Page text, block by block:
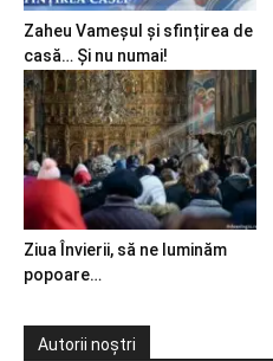
Zaheu Vameșul și sfințirea de
casă… Și nu numai!
Ziua Învierii, să ne luminăm
popoare…
Autorii noștri